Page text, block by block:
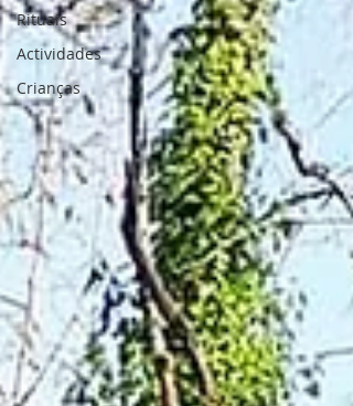
Rituais
Actividades
Crianças